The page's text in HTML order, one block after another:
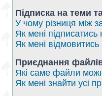
Підписка на теми
У чому різниця між
Як мені
Як мені відмовитись
Приєднання
Які саме файли
Як мені знайти усі